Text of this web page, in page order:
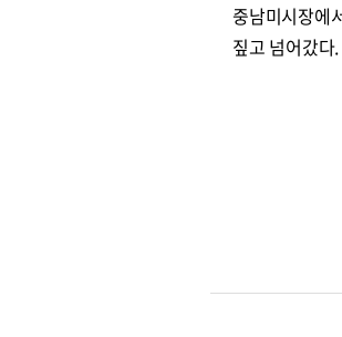
중남미시장에
짚고 넘어갔다.